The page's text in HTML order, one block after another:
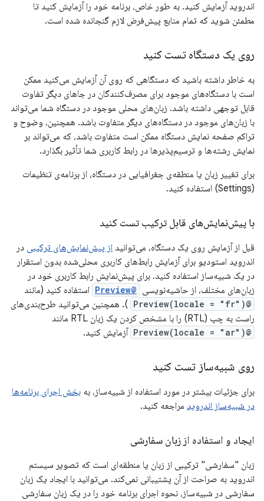
اندروید آزمایش کنید. به طور خاص، برنامه خود را آزمایش کنید تا
مطمئن شوید که تمام منابع پیش‌فرض لازم گنجانده شده است.
روی یک دستگاه تست کنید
به خاطر داشته باشید که دستگاهی که روی آن آزمایش می‌کنید ممکن
است با دستگاه‌های موجود برای مصرف‌کنندگان در جاهای دیگر تفاوت
قابل توجهی داشته باشد. زبان‌های محلی موجود در دستگاه شما می‌تواند
با زبان‌های موجود در دستگاه‌های دیگر متفاوت باشد. همچنین، وضوح و
تراکم صفحه نمایش دستگاه ممکن است متفاوت باشد، که می‌تواند بر
نمایش رشته‌ها و ترسیم‌پذیرها در رابط کاربری شما تأثیر بگذارد.
برای تغییر زبان یا منطقه‌ی جغرافیایی در دستگاه، از برنامه‌ی تنظیمات
(Settings) استفاده کنید.
با پیش‌نمایش‌های قابل ترکیب تست کنید
قبل از آزمایش روی یک دستگاه، می‌توانید از پیش‌نمایش‌های ترکیبی در
اندروید استودیو برای آزمایش رابط‌های کاربری محلی‌شده بدون استقرار
در یک شبیه‌ساز استفاده کنید. برای پیش‌نمایش رابط کاربری خود در
زبان‌های مختلف، از حاشیه‌نویسی @Preview استفاده کنید (مانند
@Preview(locale = "fr")
). همچنین می‌توانید طرح‌بندی‌های
راست به چپ (RTL) را با مشخص کردن یک زبان RTL مانند
@Preview(locale = "ar") آزمایش کنید.
روی شبیه‌ساز تست کنید
برای جزئیات بیشتر در مورد استفاده از شبیه‌ساز، به بخش اجرای برنامه‌ها
در شبیه‌ساز اندروید مراجعه کنید.
ایجاد و استفاده از زبان سفارشی
زبان "سفارشی" ترکیبی از زبان یا منطقه‌ای است که تصویر سیستم
اندروید به صراحت از آن پشتیبانی نمی‌کند. می‌توانید با ایجاد یک زبان
سفارشی در شبیه‌ساز، نحوه اجرای برنامه خود را در یک زبان سفارشی